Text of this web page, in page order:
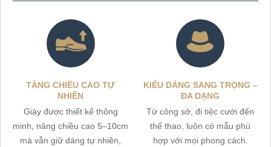
TĂNG CHIỀU CAO TỰ
NHIÊN
Giày được thiết kế thông
minh, nâng chiều cao 5–10cm
mà vẫn giữ dáng tự nhiên,
KIỂU DÁNG SANG TRỌNG –
ĐA DẠNG
Từ công sở, đi tiệc cưới đến
thể thao, luôn có mẫu phù
hợp với mọi phong cách.